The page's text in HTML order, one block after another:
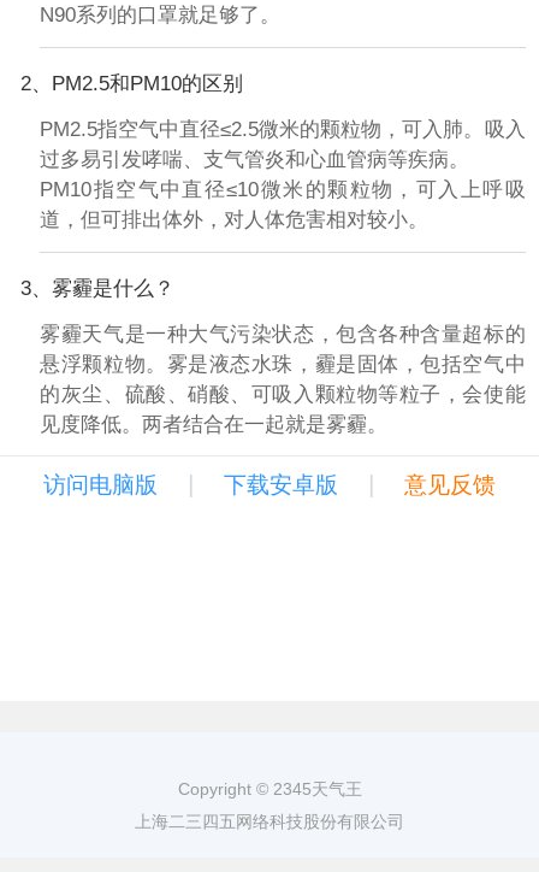
N90系列的口罩就足够了。
2、PM2.5和PM10的区别
PM2.5指空气中直径≤2.5微米的颗粒物，可入肺。吸入
过多易引发哮喘、支气管炎和心血管病等疾病。
PM10指空气中直径≤10微米的颗粒物，可入上呼吸
道，但可排出体外，对人体危害相对较小。
3、雾霾是什么？
雾霾天气是一种大气污染状态，包含各种含量超标的
悬浮颗粒物。雾是液态水珠，霾是固体，包括空气中
的灰尘、硫酸、硝酸、可吸入颗粒物等粒子，会使能
见度降低。两者结合在一起就是雾霾。
访问电脑版 | 下载安卓版 | 意见反馈
Copyright © 2345天气王
上海二三四五网络科技股份有限公司